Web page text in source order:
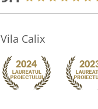
Vila Calix